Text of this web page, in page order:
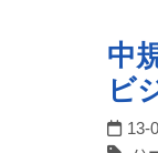
中
ビ
13-